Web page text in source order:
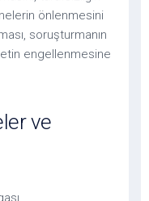
önlenmesini
soruşturmanın
engellenmesine
ve